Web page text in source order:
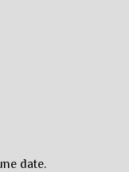
date.